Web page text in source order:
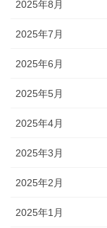
2025年8月
2025年7月
2025年6月
2025年5月
2025年4月
2025年3月
2025年2月
2025年1月